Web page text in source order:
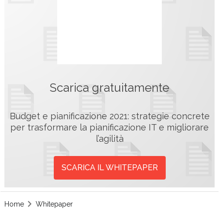
Scarica gratuitamente
Budget e pianificazione 2021: strategie concrete
per trasformare la pianificazione IT e migliorare
l’agilità
SCARICA IL WHITEPAPER
Home Whitepaper